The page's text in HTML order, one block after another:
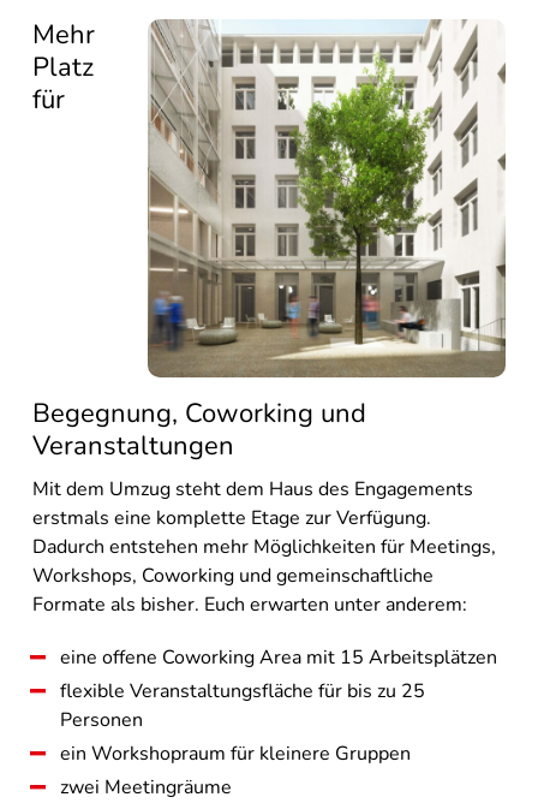
Mehr
Platz
für
Begegnung, Coworking und
Veranstaltungen
Mit dem Umzug steht dem Haus des Engagements
erstmals eine komplette Etage zur Verfügung.
Dadurch entstehen mehr Möglichkeiten für Meetings,
Workshops, Coworking und gemeinschaftliche
Formate als bisher. Euch erwarten unter anderem:
eine offene Coworking Area mit 15 Arbeitsplätzen
flexible Veranstaltungsfläche für bis zu 25
Personen
ein Workshopraum für kleinere Gruppen
zwei Meetingräume